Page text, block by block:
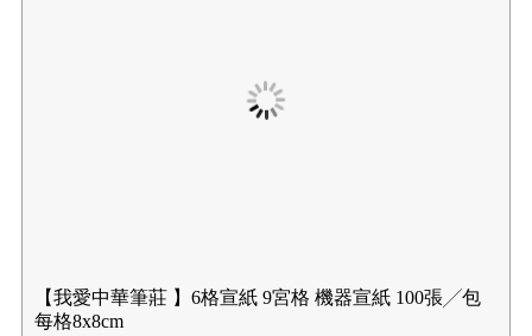
NT$75 NT$60